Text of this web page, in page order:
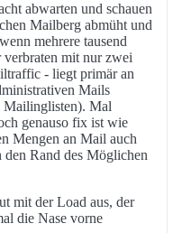
abwarten und schauen
Mailberg abmüht und
mehrere tausend
mit nur zwei
- liegt primär an
Mails
Mailinglisten). Mal
genauso fix ist wie
Mengen an Mail auch
Rand des Möglichen
mit der Load aus, der
die Nase vorne